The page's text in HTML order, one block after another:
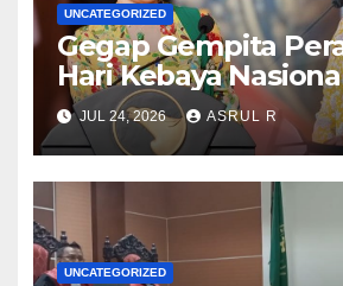
UNCATEGORIZED
Gegap Gempita
Hari Kebaya
Batam
JUL 24, 2026 ASRUL R
UNCATEGORIZED